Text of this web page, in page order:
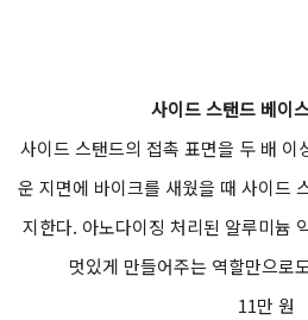
사이드 스탠드 베이
사이드 스탠드의 접촉 표면을 두 배 이
운 지면에 바이크를 새웠을 때 사이드
지한다. 아노다이징 처리된 알루미늄
멋있게 만들어주는 역할만으로
11만 원